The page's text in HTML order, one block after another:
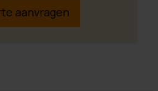
aanvragen